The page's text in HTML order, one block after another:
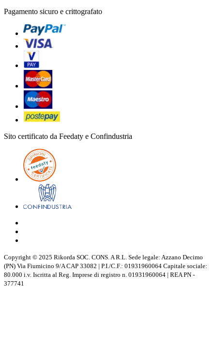
Pagamento sicuro e crittografato
Sito certificato da Feedaty e Confindustria
Copyright © 2025 Rikorda SOC. CONS. A R.L. Sede legale: Azzano Decimo
(PN) Via Fiumicino 9/A CAP 33082 | P.I./C.F.: 01931960064 Capitale sociale:
80.000 i.v. Iscritta al Reg. Imprese di registro n. 01931960064 | REA PN -
377741